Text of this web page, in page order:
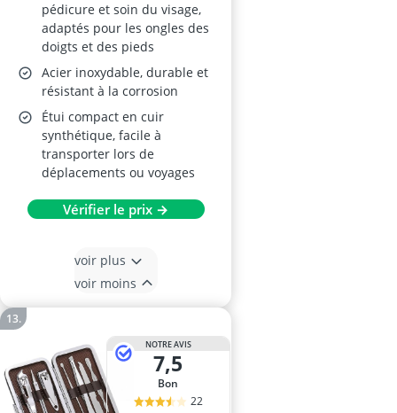
pédicure et soin du visage,
adaptés pour les ongles des
doigts et des pieds
Acier inoxydable, durable et
résistant à la corrosion
Étui compact en cuir
synthétique, facile à
transporter lors de
déplacements ou voyages
Vérifier le prix →
voir plus
voir moins
NOTRE AVIS
7,5
Bon
22